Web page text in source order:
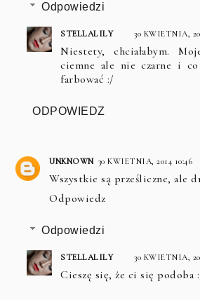
Odpowiedzi
STELLALILY 30 KWIETNIA,
Niestety, chciałabym.
ciemne ale nie czarne i
farbować :/
ODPOWIEDZ
UNKNOWN 30 KWIETNIA, 2014 10:46
Wszystkie są prześliczne, ale
Odpowiedz
Odpowiedzi
STELLALILY 30 KWIETNIA,
Cieszę się, że ci się podoba